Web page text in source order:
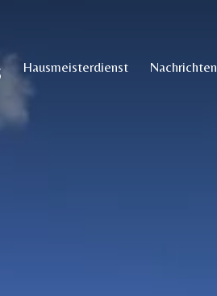
Hausmeisterdienst Nachrichten